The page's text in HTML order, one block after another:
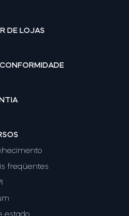
DE LOJAS
freqüentes
estado